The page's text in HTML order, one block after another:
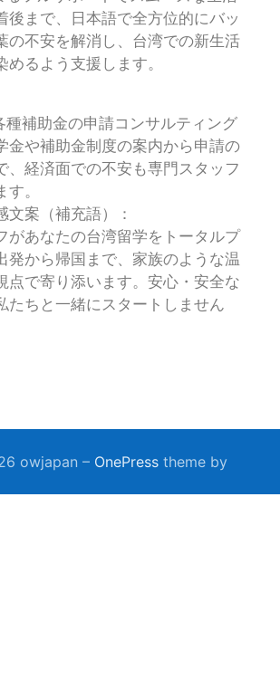
後まで、日本語で全方位的にバッ
の不安を解消し、台湾での新生活
めるよう支援します。
種補助金の申請コンサルティング
金や補助金制度の案内から申請の
、経済面での不安も専門スタッフ
。
文案（補充語）：
があなたの台湾留学をトータルプ
発から帰国まで、家族のような温
点で寄り添います。安心・安全な
たちと一緒にスタートしません
owjapan – OnePress theme by